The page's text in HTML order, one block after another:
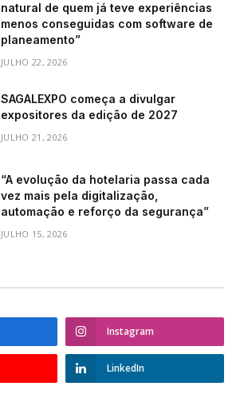
natural de quem já teve experiências
menos conseguidas com software de
planeamento”
JULHO 22, 2026
SAGALEXPO começa a divulgar
expositores da edição de 2027
JULHO 21, 2026
“A evolução da hotelaria passa cada
vez mais pela digitalização,
automação e reforço da segurança”
JULHO 15, 2026
Instagram
LinkedIn